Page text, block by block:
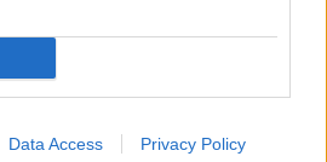
Data Access Privacy Policy